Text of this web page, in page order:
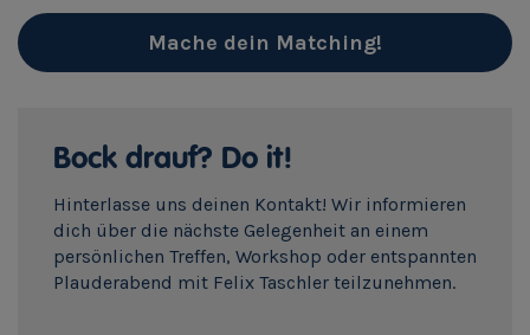
Mache dein Matching!
Bock drauf? Do it!
Hinterlasse uns deinen Kontakt! Wir informieren
dich über die nächste Gelegenheit an einem
persönlichen Treffen, Workshop oder entspannten
Plauderabend mit Felix Taschler teilzunehmen.